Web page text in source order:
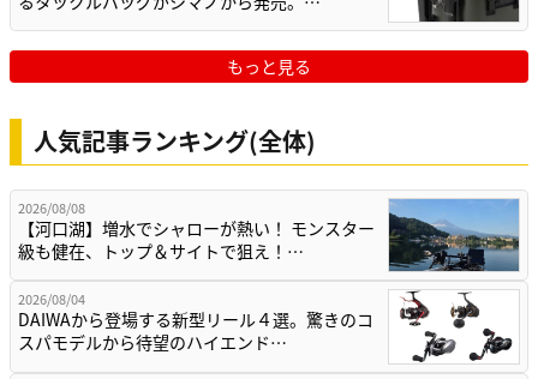
もっと見る
人気記事ランキング(全体)
2026/08/08
【河口湖】増水でシャローが熱い！ モンスター
級も健在、トップ＆サイトで狙え！…
2026/08/04
DAIWAから登場する新型リール４選。驚きのコ
スパモデルから待望のハイエンド…